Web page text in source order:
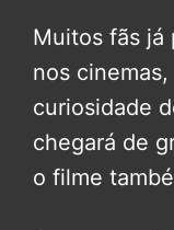
Muitos fãs já
nos
curiosidade
chegará de
o filme